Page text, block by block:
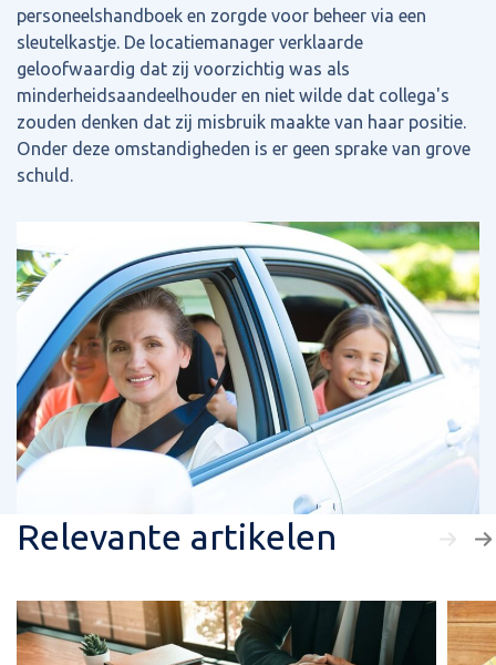
personeelshandboek en zorgde voor beheer via een
sleutelkastje. De locatiemanager verklaarde
geloofwaardig dat zij voorzichtig was als
minderheidsaandeelhouder en niet wilde dat collega's
zouden denken dat zij misbruik maakte van haar positie.
Onder deze omstandigheden is er geen sprake van grove
schuld.
Relevante artikelen